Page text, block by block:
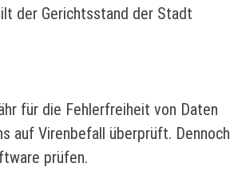
der Gerichtsstand der Stadt
für die Fehlerfreiheit von Daten
auf Virenbefall überprüft. Dennoch
prüfen.